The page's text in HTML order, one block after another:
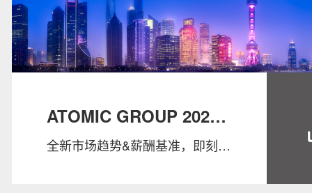
ATOMIC GROUP 2025
SALARY GUIDE
全新市场趋势&薪酬基准，即刻掌